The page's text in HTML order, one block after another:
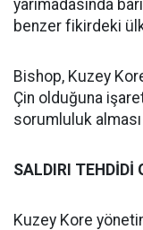
yarımadasında
benzer fikirdeki
Bishop, Kuzey
Çin olduğuna
sorumluluk
SALDIRI TEHDİDİ
Kuzey Kore